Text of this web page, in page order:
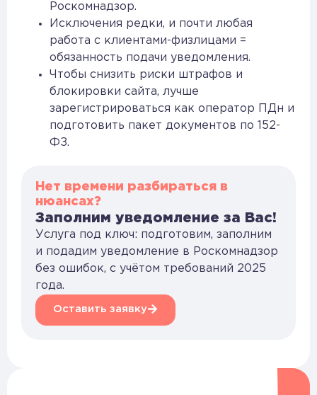
Роскомнадзор.
Исключения редки, и почти любая
работа с клиентами-физлицами =
обязанность подачи уведомления.
Чтобы снизить риски штрафов и
блокировки сайта, лучше
зарегистрироваться как оператор ПДн и
подготовить пакет документов по 152-
ФЗ.
Нет времени разбираться в
нюансах?
Заполним уведомление за Вас!
Услуга под ключ: подготовим, заполним
и подадим уведомление в Роскомнадзор
без ошибок, с учётом требований 2025
года.
Оставить заявку